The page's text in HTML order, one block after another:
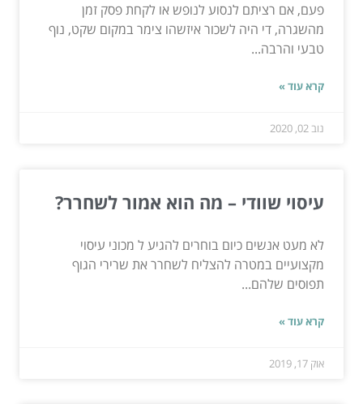
פעם, אם רציתם לנסוע לנופש או לקחת פסק זמן
מהשגרה, די היה לשכור איזשהו צימר במקום שקט, נוף
טבעי והרבה...
קרא עוד »
נוב 02, 2020
עיסוי שוודי – מה הוא אמור לשחרר?
לא מעט אנשים כיום בוחרים להגיע ל מכוני עיסוי
מקצועיים במטרה להצליח לשחרר את שרירי הגוף
תפוסים שלהם...
קרא עוד »
אוק 17, 2019